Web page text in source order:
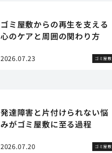
ゴミ屋敷からの再生を支える
心のケアと周囲の関わり方
2026.07.23 ゴミ屋敷
発達障害と片付けられない悩
みがゴミ屋敷に至る過程
2026.07.20 ゴミ屋敷